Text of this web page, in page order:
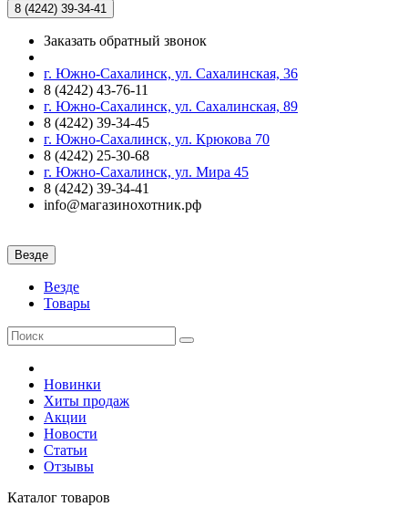
8 (4242) 39-34-41
Заказать обратный звонок
г. Южно-Сахалинск, ул. Сахалинская, 36
8 (4242) 43-76-11
г. Южно-Сахалинск, ул. Сахалинская, 89
8 (4242) 39-34-45
г. Южно-Сахалинск, ул. Крюкова 70
8 (4242) 25-30-68
г. Южно-Сахалинск, ул. Мира 45
8 (4242) 39-34-41
info@магазинохотник.рф
Везде
Везде
Товары
Новинки
Хиты продаж
Акции
Новости
Статьи
Отзывы
Каталог товаров